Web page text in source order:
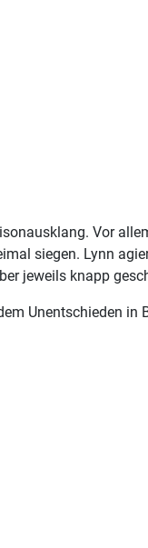
Vor
siegen. Lynn
jeweils knapp
Unentschieden